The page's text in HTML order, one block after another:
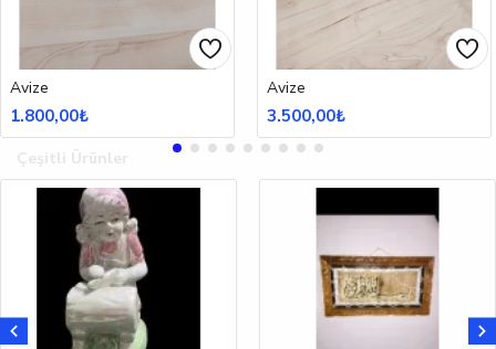
Avize
1.800,00₺
Avize
3.500,00₺
Çeşitli Ürünler